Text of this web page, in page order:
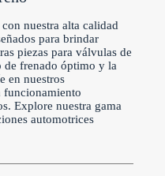
nuestra alta calidad
para brindar
piezas para válvulas de
de frenado óptimo y la
en nuestros
funcionamiento
Explore nuestra gama
automotrices